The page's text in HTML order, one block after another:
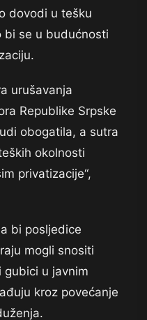
dovodi u tešku
bi se u budućnosti
urušavanja
Republike Srpske
obogatila, a sutra
okolnosti
privatizacije“,
bi posljedice
mogli snositi
gubici u javnim
kroz povećanje